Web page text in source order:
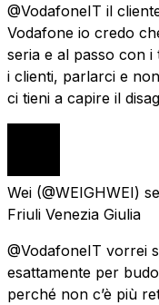
@VodafoneIT il
Vodafone io credo
seria e al passo con
i clienti, parlarci e
ci tieni a capire il
Wei (@WEIGHWEI)
Friuli Venezia Giulia
@VodafoneIT vorrei
esattamente per
perché non c’è più